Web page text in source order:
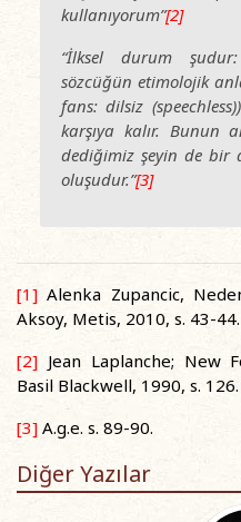
kullanıyorum”[2]
“İlksel durum
sözcüğün etimolojik
fans: dilsiz
karşıya kalır. Bunun
dediğimiz şeyin de bir
oluşudur.”[3]
[1] Alenka Zupancic,
Aksoy, Metis, 2010, s. 43-44.
[2] Jean Laplanche; New
Basil Blackwell, 1990, s. 126.
[3] A.g.e. s. 89-90.
Diğer Yazılar